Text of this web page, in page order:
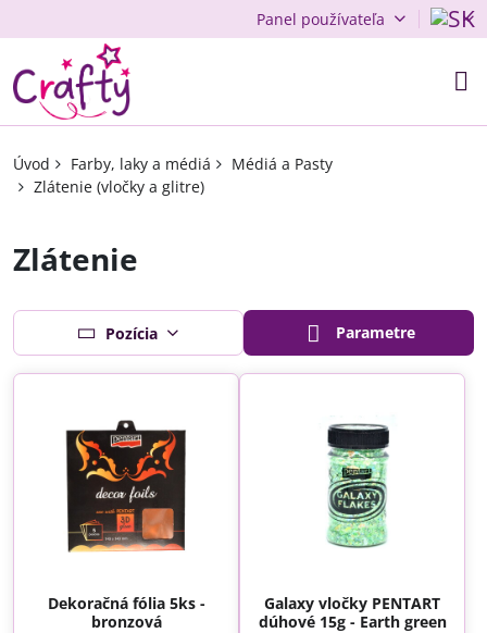
Panel používateľa
Úvod Farby, laky a médiá
Médiá a Pasty
Zlátenie (vločky a glitre)
Zlátenie
Pozícia Parametre
Dekoračná fólia 5ks -
bronzová
Galaxy vločky PENTART
dúhové 15g - Earth green